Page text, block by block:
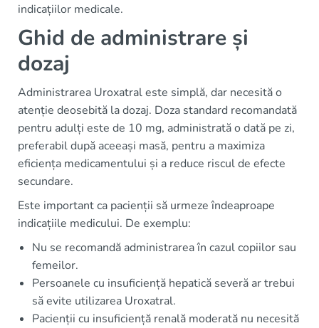
indicațiilor medicale.
Ghid de administrare și
dozaj
Administrarea Uroxatral este simplă, dar necesită o
atenție deosebită la dozaj. Doza standard recomandată
pentru adulți este de 10 mg, administrată o dată pe zi,
preferabil după aceeași masă, pentru a maximiza
eficiența medicamentului și a reduce riscul de efecte
secundare.
Este important ca pacienții să urmeze îndeaproape
indicațiile medicului. De exemplu:
Nu se recomandă administrarea în cazul copiilor sau
femeilor.
Persoanele cu insuficiență hepatică severă ar trebui
să evite utilizarea Uroxatral.
Pacienții cu insuficiență renală moderată nu necesită